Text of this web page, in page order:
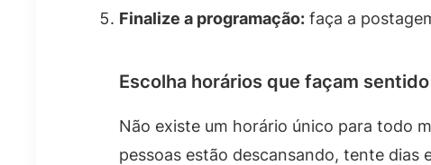
Finalize a programação: faça a
Escolha horários que façam
Não existe um horário único para todo
pessoas estão descansando, tente dias